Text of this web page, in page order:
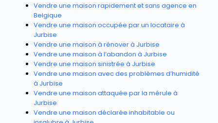
Vendre une maison rapidement et sans agence en
Belgique
Vendre une maison occupée par un locataire à
Jurbise
Vendre une maison à rénover à Jurbise
Vendre une maison à l’abandon à Jurbise
Vendre une maison sinistrée à Jurbise
Vendre une maison avec des problèmes d’humidité
à Jurbise
Vendre une maison attaquée par la mérule à
Jurbise
Vendre une maison déclarée inhabitable ou